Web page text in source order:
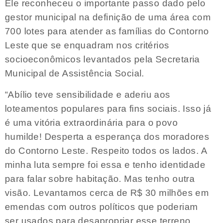
Ele reconheceu o importante passo dado pelo
gestor municipal na definição de uma área com
700 lotes para atender as famílias do Contorno
Leste que se enquadram nos critérios
socioeconômicos levantados pela Secretaria
Municipal de Assistência Social.
“Abílio teve sensibilidade e aderiu aos
loteamentos populares para fins sociais. Isso já
é uma vitória extraordinária para o povo
humilde! Desperta a esperança dos moradores
do Contorno Leste. Respeito todos os lados. A
minha luta sempre foi essa e tenho identidade
para falar sobre habitação. Mas tenho outra
visão. Levantamos cerca de R$ 30 milhões em
emendas com outros políticos que poderiam
ser usados para desapropriar esse terreno